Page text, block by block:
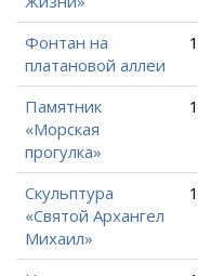
Фонтан на
платановой аллеи
Памятник
«Морская
прогулка»
Скульптура
«Святой Архангел
Михаил»